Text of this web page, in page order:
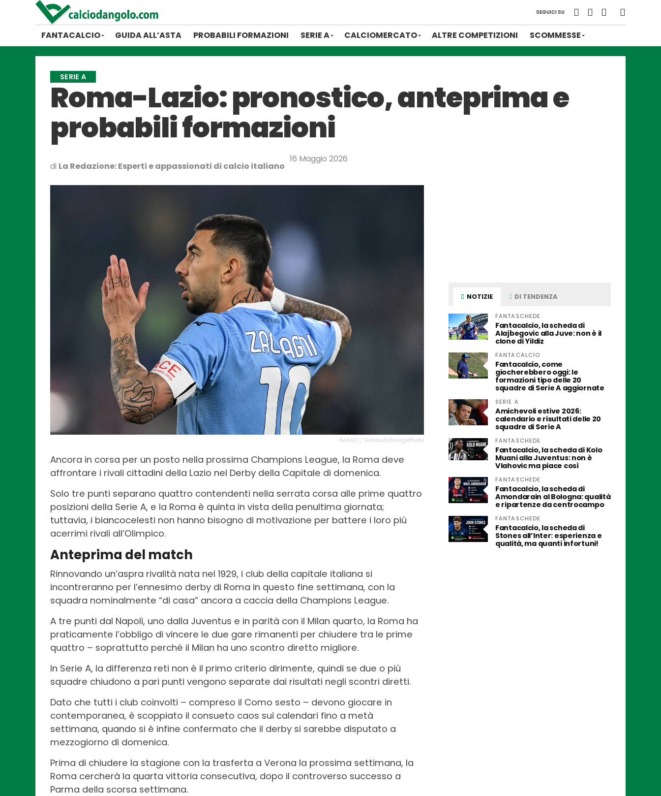
SEGUICI SU
FANTACALCIO GUIDA ALL’ASTA PROBABILI FORMAZIONI SERIE A CALCIOMERCATO ALTRE COMPETIZIONI SCOMMESSE
SERIE A
Roma-Lazio: pronostico, anteprima e
probabili formazioni
di La Redazione: Esperti e appassionati di calcio italiano
16 Maggio 2026
IMAGO / Gribaudi/ImagePhoto
Ancora in corsa per un posto nella prossima Champions League, la Roma deve
affrontare i rivali cittadini della Lazio nel Derby della Capitale di domenica.
Solo tre punti separano quattro contendenti nella serrata corsa alle prime quattro
posizioni della Serie A, e la Roma è quinta in vista della penultima giornata;
tuttavia, i biancocelesti non hanno bisogno di motivazione per battere i loro più
acerrimi rivali all’Olimpico.
Anteprima del match
Rinnovando un’aspra rivalità nata nel 1929, i club della capitale italiana si
incontreranno per l’ennesimo derby di Roma in questo fine settimana, con la
squadra nominalmente “di casa” ancora a caccia della Champions League.
A tre punti dal Napoli, uno dalla Juventus e in parità con il Milan quarto, la Roma ha
praticamente l’obbligo di vincere le due gare rimanenti per chiudere tra le prime
quattro – soprattutto perché il Milan ha uno scontro diretto migliore.
In Serie A, la differenza reti non è il primo criterio dirimente, quindi se due o più
squadre chiudono a pari punti vengono separate dai risultati negli scontri diretti.
Dato che tutti i club coinvolti – compreso il Como sesto – devono giocare in
contemporanea, è scoppiato il consueto caos sui calendari fino a metà
settimana, quando si è infine confermato che il derby si sarebbe disputato a
mezzogiorno di domenica.
Prima di chiudere la stagione con la trasferta a Verona la prossima settimana, la
Roma cercherà la quarta vittoria consecutiva, dopo il controverso successo a
Parma della scorsa settimana.
NOTIZIE DI TENDENZA
FANTASCHEDE
Fantacalcio, la scheda di
Alajbegovic alla Juve: non è il
clone di Yildiz
FANTACALCIO
Fantacalcio, come
giocherebbero oggi: le
formazioni tipo delle 20
squadre di Serie A aggiornate
SERIE A
Amichevoli estive 2026:
calendario e risultati delle 20
squadre di Serie A
FANTASCHEDE
Fantacalcio, la scheda di Kolo
Muani alla Juventus: non è
Vlahovic ma piace così
FANTASCHEDE
Fantacalcio, la scheda di
Amondarain al Bologna: qualità
e ripartenze da centrocampo
FANTASCHEDE
Fantacalcio, la scheda di
Stones all’Inter: esperienza e
qualità, ma quanti infortuni!